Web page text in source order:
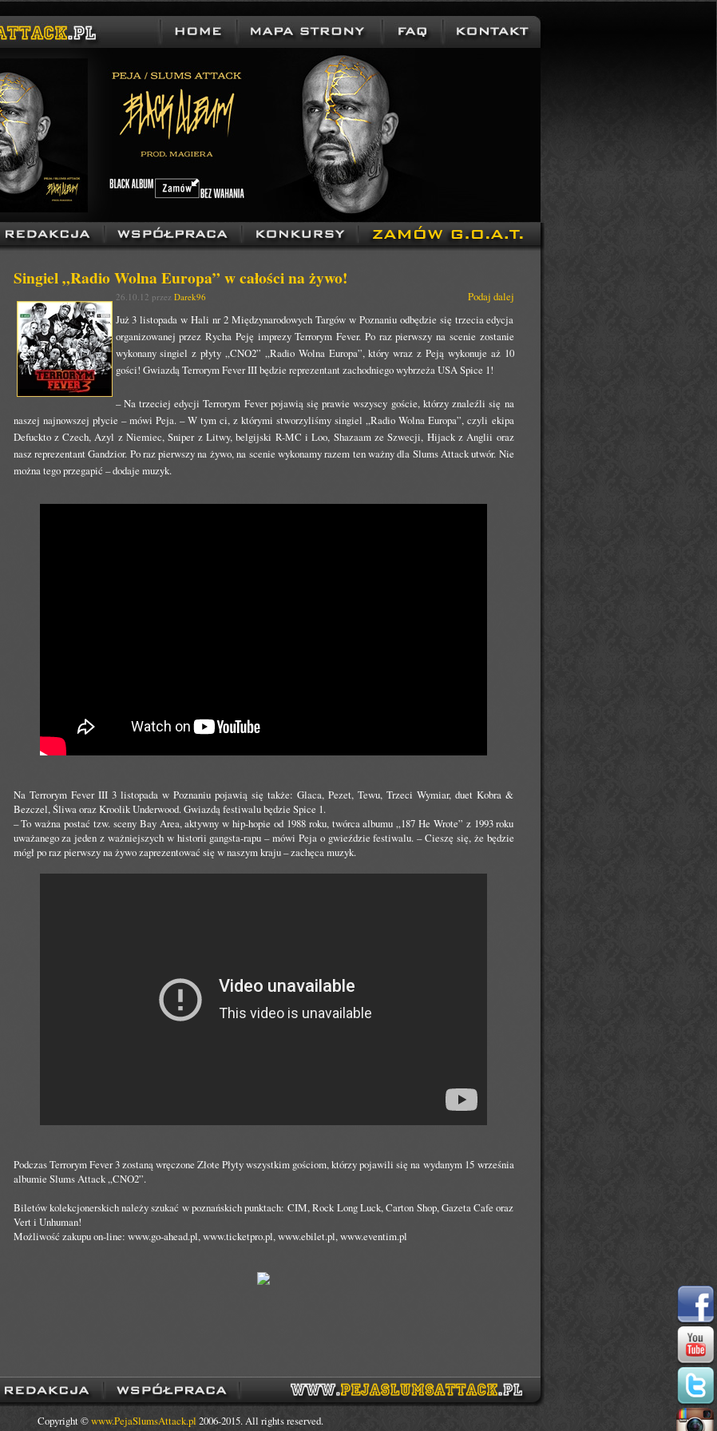
Singiel „Radio Wolna Europa” w całości na żywo!
26.10.12 przez Darek96
Podaj dalej
Już 3 listopada w Hali nr 2 Międzynarodowych Targów w Poznaniu odbędzie się trzecia edycja
organizowanej przez Rycha Peję imprezy Terrorym Fever. Po raz pierwszy na scenie zostanie
wykonany singiel z płyty „CNO2” „Radio Wolna Europa”, który wraz z Peją wykonuje aż 10
gości! Gwiazdą Terrorym Fever III będzie reprezentant zachodniego wybrzeża USA Spice 1!
– Na trzeciej edycji Terrorym Fever pojawią się prawie wszyscy goście, którzy znaleźli się na
naszej najnowszej płycie – mówi Peja. – W tym ci, z którymi stworzyliśmy singiel „Radio Wolna Europa”, czyli ekipa
Defuckto z Czech, Azyl z Niemiec, Sniper z Litwy, belgijski R-MC i Loo, Shazaam ze Szwecji, Hijack z Anglii oraz
nasz reprezentant Gandzior. Po raz pierwszy na żywo, na scenie wykonamy razem ten ważny dla Slums Attack utwór. Nie
można tego przegapić – dodaje muzyk.
Na Terrorym Fever III 3 listopada w Poznaniu pojawią się także: Glaca, Pezet, Tewu, Trzeci Wymiar, duet Kobra &
Bezczel, Śliwa oraz Kroolik Underwood. Gwiazdą festiwalu będzie Spice 1.
– To ważna postać tzw. sceny Bay Area, aktywny w hip-hopie od 1988 roku, twórca albumu „187 He Wrote” z 1993 roku
uważanego za jeden z ważniejszych w historii gangsta-rapu – mówi Peja o gwieździe festiwalu. – Cieszę się, że będzie
mógł po raz pierwszy na żywo zaprezentować się w naszym kraju – zachęca muzyk.
Podczas Terrorym Fever 3 zostaną wręczone Złote Płyty wszystkim gościom, którzy pojawili się na wydanym 15 września
albumie Slums Attack „CNO2”.
Biletów kolekcjonerskich należy szukać w poznańskich punktach: CIM, Rock Long Luck, Carton Shop, Gazeta Cafe oraz
Vert i Unhuman!
Możliwość zakupu on-line: www.go-ahead.pl, www.ticketpro.pl, www.ebilet.pl, www.eventim.pl
Copyright ©www.PejaSlumsAttack.pl 2006-2015. All rights reserved.